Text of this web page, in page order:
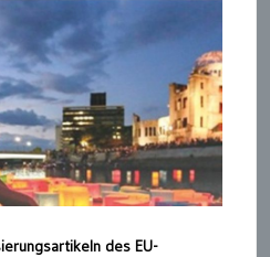
des EU-